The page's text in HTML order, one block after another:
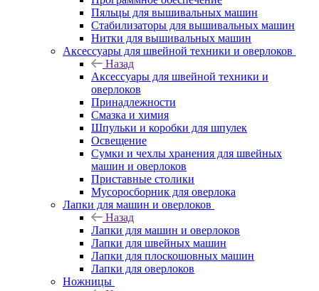
Пяльцы для вышивальных машин
Стабилизаторы для вышивальных машин
Нитки для вышивальных машин
Аксессуары для швейной техники и оверлоков
Назад
Аксессуары для швейной техники и
оверлоков
Принадлежности
Смазка и химия
Шпульки и коробки для шпулек
Освещение
Сумки и чехлы хранения для швейных
машин и оверлоков
Приставные столики
Мусоросборник для оверлока
Лапки для машин и оверлоков
Назад
Лапки для машин и оверлоков
Лапки для швейных машин
Лапки для плоскошовных машин
Лапки для оверлоков
Ножницы